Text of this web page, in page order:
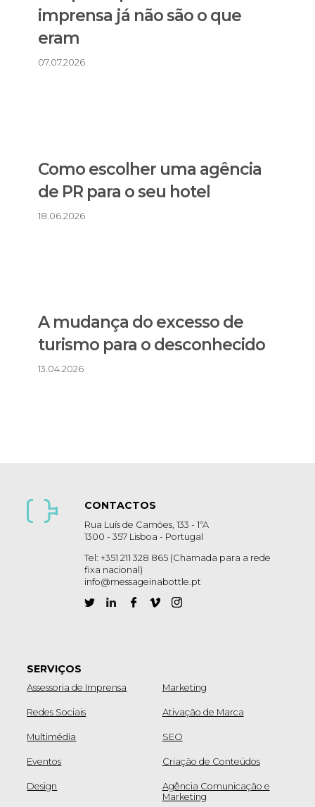
imprensa já não são o que
eram
07.07.2026
Como escolher uma agência
de PR para o seu hotel
18.06.2026
A mudança do excesso de
turismo para o desconhecido
13.04.2026
CONTACTOS
Rua Luís de Camões, 133 - 1ºA
1300 - 357 Lisboa - Portugal
Tel: +351 211 328 865 (Chamada para a rede
fixa nacional)
info@messageinabottle.pt
SERVIÇOS
Assessoria de Imprensa
Redes Sociais
Multimédia
Eventos
Design
Marketing
Ativação de Marca
SEO
Criação de Conteúdos
Agência Comunicação e
Marketing